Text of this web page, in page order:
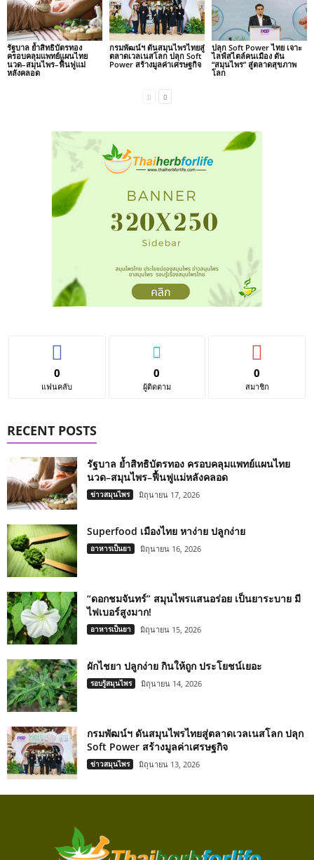
รัฐบาล ย้ำสิทธิบัตรทอง
ครอบคลุมแพทย์แผนไทย
นวด–สมุนไพร–ฟื้นฟูแม่
หลังคลอด
กรมพัฒน์ฯ ดันสมุนไพรไทยสู่
ตลาดเวลเนสโลก ปลุก Soft
Power สร้างมูลค่าเศรษฐกิจ
ปลุก Soft Power ไทย เจาะ
ไลฟ์สไตล์คนเมือง ดัน
“สมุนไพร” สู่ตลาดสุขภาพ
โลก
0
แฟนคลับ
0
ผู้ติดตาม
0
สมาชิก
RECENT POSTS
รัฐบาล ย้ำสิทธิบัตรทอง ครอบคลุมแพทย์แผนไทย
นวด–สมุนไพร–ฟื้นฟูแม่หลังคลอด
ข่าวสมุนไพร มิถุนายน 17, 2026
Superfood เมืองไทย หาง่าย ปลูกง่าย
อาหารเป็นยา มิถุนายน 16, 2026
“ดอกชมจันทร์” สมุนไพรแสนอร่อย เป็นยาระบาย มี
ไฟเบอร์สูงมาก!
อาหารเป็นยา มิถุนายน 15, 2026
ผักไชยา ปลูกง่าย กินให้ถูก ประโยชน์เยอะ
รอบรู้สมุนไพร มิถุนายน 14, 2026
กรมพัฒน์ฯ ดันสมุนไพรไทยสู่ตลาดเวลเนสโลก ปลุก
Soft Power สร้างมูลค่าเศรษฐกิจ
ข่าวสมุนไพร มิถุนายน 13, 2026